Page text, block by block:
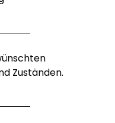
Zuständen.